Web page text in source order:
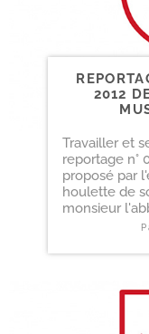
2012
Travailler et
reportage n°
proposé par
houlette de
monsieur